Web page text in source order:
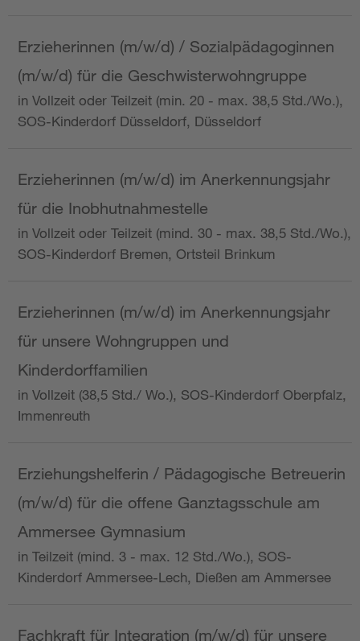
Erzieherinnen (m/w/d) / Sozialpädagoginnen
(m/w/d) für die Geschwisterwohngruppe
in Vollzeit oder Teilzeit (min. 20 - max. 38,5 Std./Wo.),
SOS-Kinderdorf Düsseldorf, Düsseldorf
Erzieherinnen (m/w/d) im Anerkennungsjahr
für die Inobhutnahmestelle
in Vollzeit oder Teilzeit (mind. 30 - max. 38,5 Std./Wo.),
SOS-Kinderdorf Bremen, Ortsteil Brinkum
Erzieherinnen (m/w/d) im Anerkennungsjahr
für unsere Wohngruppen und
Kinderdorffamilien
in Vollzeit (38,5 Std./ Wo.), SOS-Kinderdorf Oberpfalz,
Immenreuth
Erziehungshelferin / Pädagogische Betreuerin
(m/w/d) für die offene Ganztagsschule am
Ammersee Gymnasium
in Teilzeit (mind. 3 - max. 12 Std./Wo.), SOS-
Kinderdorf Ammersee-Lech, Dießen am Ammersee
Fachkraft für Integration (m/w/d) für unsere